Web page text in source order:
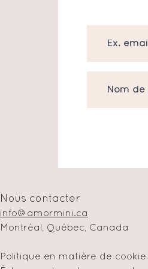
Nous contacter
info@amormini.ca
Montréal, Québec, Canada
Politique en matière de cookie